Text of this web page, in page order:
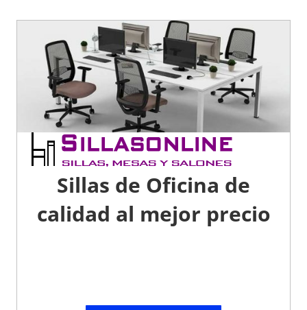
Sillas de Oficina de
calidad al mejor precio